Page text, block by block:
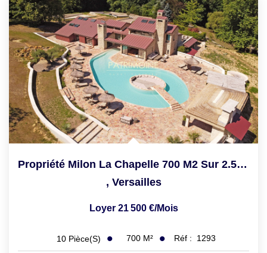
Propriété Milon La Chapelle 700 M2 Sur 2.5 Hectares De...
, Versailles
Loyer 21 500 €/mois
10 Pièce(s) 700 M² Réf : 1293